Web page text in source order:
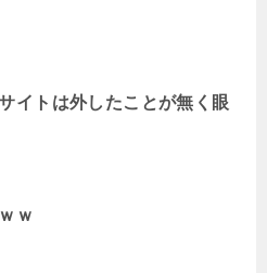
イトは外したことが無く眼
ｗ